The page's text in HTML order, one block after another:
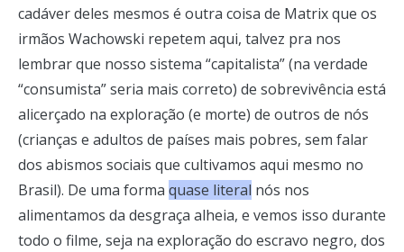
cadáver deles mesmos é outra coisa de Matrix que os
irmãos Wachowski repetem aqui, talvez pra nos
lembrar que nosso sistema “capitalista” (na verdade
“consumista” seria mais correto) de sobrevivência está
alicerçado na exploração (e morte) de outros de nós
(crianças e adultos de países mais pobres, sem falar
dos abismos sociais que cultivamos aqui mesmo no
Brasil). De uma forma quase literal nós nos
alimentamos da desgraça alheia, e vemos isso durante
todo o filme, seja na exploração do escravo negro, dos